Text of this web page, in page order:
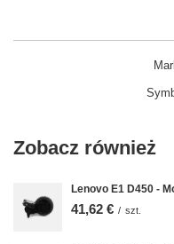
Zobacz również
Lenovo E1 D450 -
41,62 € / szt.